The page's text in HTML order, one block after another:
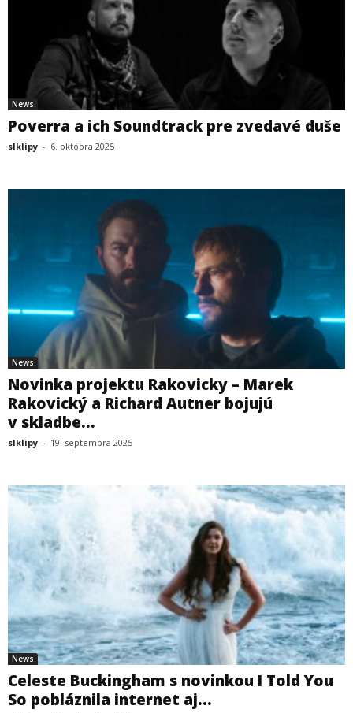
News
Poverra a ich Soundtrack pre zvedavé duše
slklipy - 6. októbra 2025
News
Novinka projektu Rakovicky – Marek
Rakovický a Richard Autner bojujú
v skladbe...
slklipy - 19. septembra 2025
News
Celeste Buckingham s novinkou I Told You
So pobláznila internet aj...